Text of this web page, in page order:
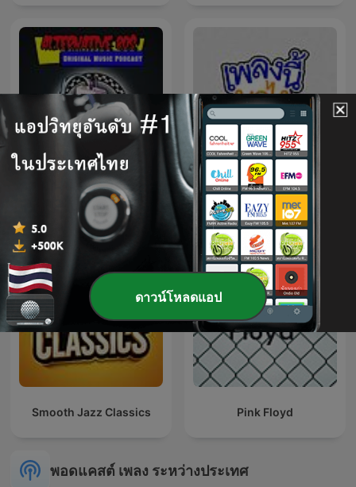
Alternative 80s เพลงนี้มาไง
Smooth Jazz Classics Pink Floyd
พอดแคสต์ เพลง ระหว่างประเทศ
ดาวน์โหลดแอป